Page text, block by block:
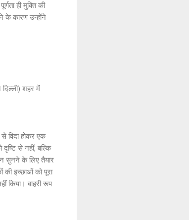
ही मुक्ति की
के कारण उन्होंने
शहर में
से विदा होकर एक
से नहीं, बल्कि
सुनने के लिए तैयार
की इच्छाओं को पूरा
किया। बाहरी रूप